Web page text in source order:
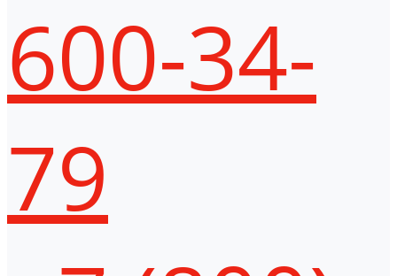
600-34-
79